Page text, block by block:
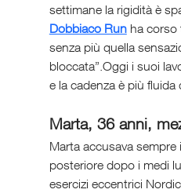
settimane la rigidità è
Dobbiaco Run ha corso
senza più quella
bloccata”.Oggi i suoi
e la cadenza è più fluida
Marta, 36 anni,
Marta accusava
posteriore dopo i medi
esercizi eccentrici